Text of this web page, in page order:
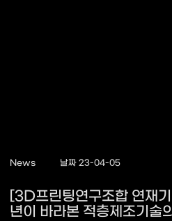
News 날짜 23-04-05
[3D프린팅연구조합 연재
년이 바라본 적층제조기술